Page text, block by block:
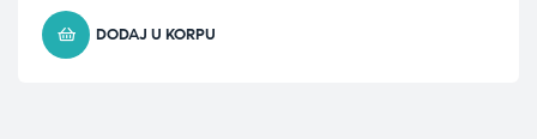
DODAJ U KORPU